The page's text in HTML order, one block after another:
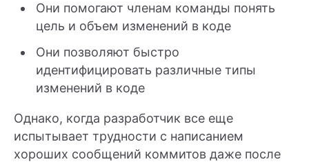
Они помогают членам команды понять
цель и объем изменений в коде
Они позволяют быстро
идентифицировать различные типы
изменений в коде
Однако, когда разработчик все еще
испытывает трудности с написанием
хороших сообщений коммитов даже после